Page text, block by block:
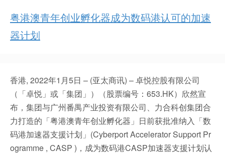
粤港澳青年创业孵化器成为数码港认可的加速
器计划
香港, 2022年1月5日 – (亚太商讯) – 卓悦控股有限公司
（「卓悦」或「集团」）（股票编号：653.HK）欣然宣
布，集团与广州番禺产业投资有限公司、力合科创集团合
力打造的「粤港澳青年创业孵化器」日前获批准纳入「数
码港加速器支援计划」(Cyberport Accelerator Support Pr
ogramme , CASP )，成为数码港CASP加速器支援计划认